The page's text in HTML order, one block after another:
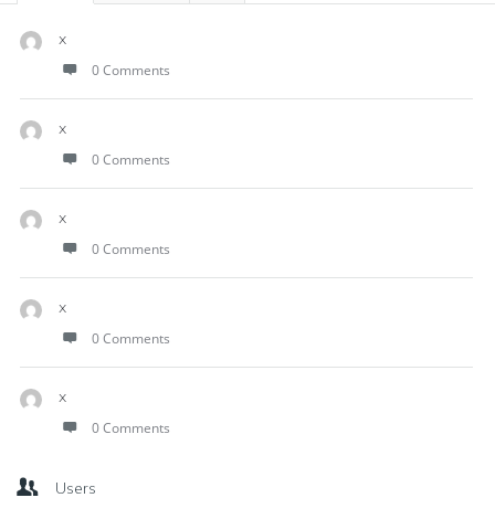
x
0 Comments
x
0 Comments
x
0 Comments
x
0 Comments
x
0 Comments
Users